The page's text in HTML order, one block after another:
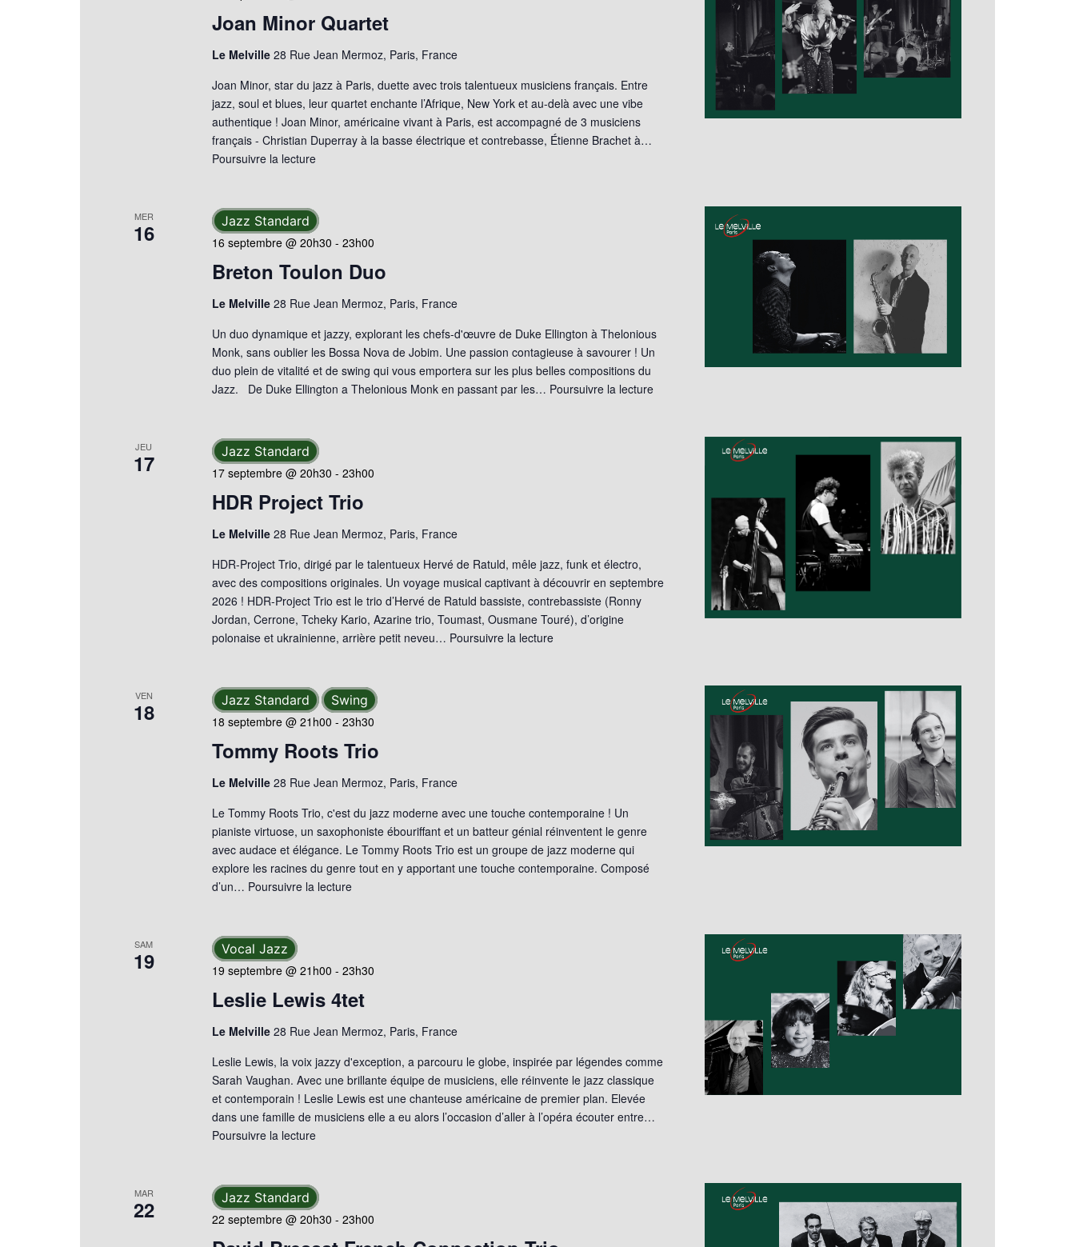
Joan Minor Quartet
Le Melville28 Rue Jean Mermoz, Paris, France
Joan Minor, star du jazz à Paris, duette avec trois talentueux musiciens français. Entre
jazz, soul et blues, leur quartet enchante l’Afrique, New York et au-delà avec une vibe
authentique ! Joan Minor, américaine vivant à Paris, est accompagné de 3 musiciens
français - Christian Duperray à la basse électrique et contrebasse, Étienne Brachet à…
Poursuivre la lecture
MER
16
Breton Toulon Duo
16 septembre @ 20h30 -23h00
Jazz Standard
Le Melville28 Rue Jean Mermoz, Paris, France
Un duo dynamique et jazzy, explorant les chefs-d'œuvre de Duke Ellington à Thelonious
Monk, sans oublier les Bossa Nova de Jobim. Une passion contagieuse à savourer ! Un
duo plein de vitalité et de swing qui vous emportera sur les plus belles compositions du
Jazz. De Duke Ellington a Thelonious Monk en passant par les… Poursuivre la lecture
JEU
17
HDR Project Trio
17 septembre @ 20h30 -23h00
Jazz Standard
Le Melville28 Rue Jean Mermoz, Paris, France
HDR-Project Trio, dirigé par le talentueux Hervé de Ratuld, mêle jazz, funk et électro,
avec des compositions originales. Un voyage musical captivant à découvrir en septembre
2026 ! HDR-Project Trio est le trio d’Hervé de Ratuld bassiste, contrebassiste (Ronny
Jordan, Cerrone, Tcheky Kario, Azarine trio, Toumast, Ousmane Touré), d’origine
polonaise et ukrainienne, arrière petit neveu… Poursuivre la lecture
VEN
18
Tommy Roots Trio
18 septembre @ 21h00 -23h30
Jazz Standard Swing
Le Melville28 Rue Jean Mermoz, Paris, France
Le Tommy Roots Trio, c'est du jazz moderne avec une touche contemporaine ! Un
pianiste virtuose, un saxophoniste ébouriffant et un batteur génial réinventent le genre
avec audace et élégance. Le Tommy Roots Trio est un groupe de jazz moderne qui
explore les racines du genre tout en y apportant une touche contemporaine. Composé
d’un… Poursuivre la lecture
SAM
19
Leslie Lewis 4tet
19 septembre @ 21h00 -23h30
Vocal Jazz
Le Melville28 Rue Jean Mermoz, Paris, France
Leslie Lewis, la voix jazzy d'exception, a parcouru le globe, inspirée par légendes comme
Sarah Vaughan. Avec une brillante équipe de musiciens, elle réinvente le jazz classique
et contemporain ! Leslie Lewis est une chanteuse américaine de premier plan. Elevée
dans une famille de musiciens elle a eu alors l’occasion d’aller à l’opéra écouter entre…
Poursuivre la lecture
MAR
22
22 septembre @ 20h30 -23h00
Jazz Standard